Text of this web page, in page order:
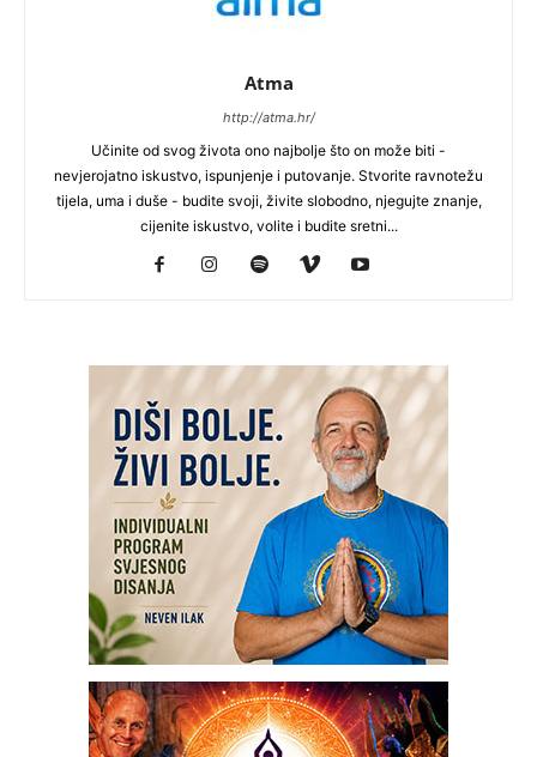
Atma
http://atma.hr/
Učinite od svog života ono najbolje što on može biti -
nevjerojatno iskustvo, ispunjenje i putovanje. Stvorite ravnotežu
tijela, uma i duše - budite svoji, živite slobodno, njegujte znanje,
cijenite iskustvo, volite i budite sretni...